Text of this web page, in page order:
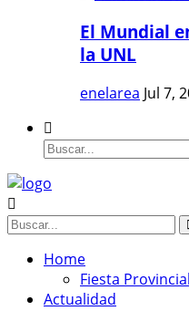
El Mundial
la UNL
enelarea Jul 7,
Home
Fiesta
Actualidad